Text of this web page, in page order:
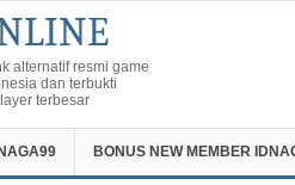
alternatif resmi game
dan terbukti
terbesar
BONUS NEW MEMBER